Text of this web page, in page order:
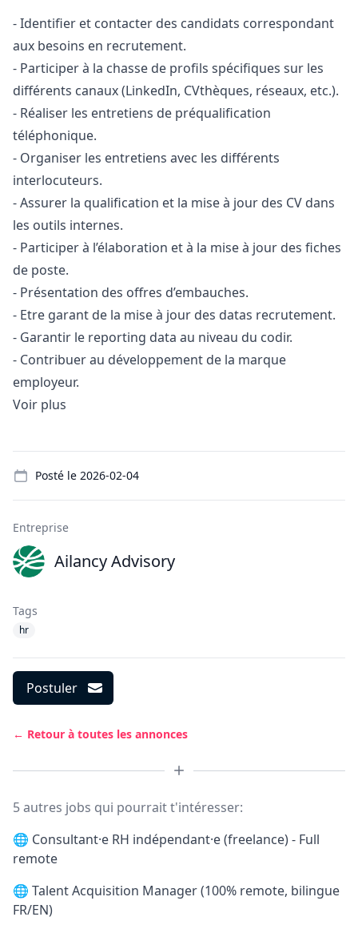
- Identifier et contacter des candidats correspondant
aux besoins en recrutement.
- Participer à la chasse de profils spécifiques sur les
différents canaux (LinkedIn, CVthèques, réseaux, etc.).
- Réaliser les entretiens de préqualification
téléphonique.
- Organiser les entretiens avec les différents
interlocuteurs.
- Assurer la qualification et la mise à jour des CV dans
les outils internes.
- Participer à l’élaboration et à la mise à jour des fiches
de poste.
- Présentation des offres d’embauches.
- Etre garant de la mise à jour des datas recrutement.
- Garantir le reporting data au niveau du codir.
- Contribuer au développement de la marque
employeur.
Voir plus
Posté le 2026-02-04
Entreprise
Ailancy Advisory
Tags
hr
Postuler
← Retour à toutes les annonces
5 autres jobs qui pourrait t'intéresser:
🌐 Consultant·e RH indépendant·e (freelance) - Full
remote
🌐 Talent Acquisition Manager (100% remote, bilingue
FR/EN)